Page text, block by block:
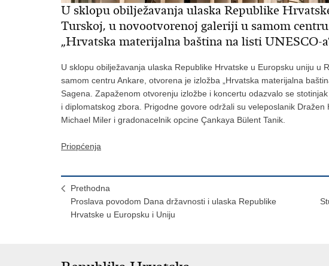
U sklopu obilježavanja ulaska Republike
Turskoj, u novootvorenoj galeriji u samom
„Hrvatska materijalna baština na listi UNESCO-
U sklopu obilježavanja ulaska Republike Hrvatske u Europsku uniju u
samom centru Ankare, otvorena je izložba „Hrvatska materijalna
Sagena. Zapaženom otvorenju izložbe i koncertu odazvalo se
i diplomatskog zbora. Prigodne govore održali su veleposlanik
Michael Miler i gradonacelnik opcine Çankaya Bülent Tanik.
Priopćenja
Prethodna
Proslava povodom Dana državnosti i ulaska Republike
Hrvatske u Europsku i Uniju